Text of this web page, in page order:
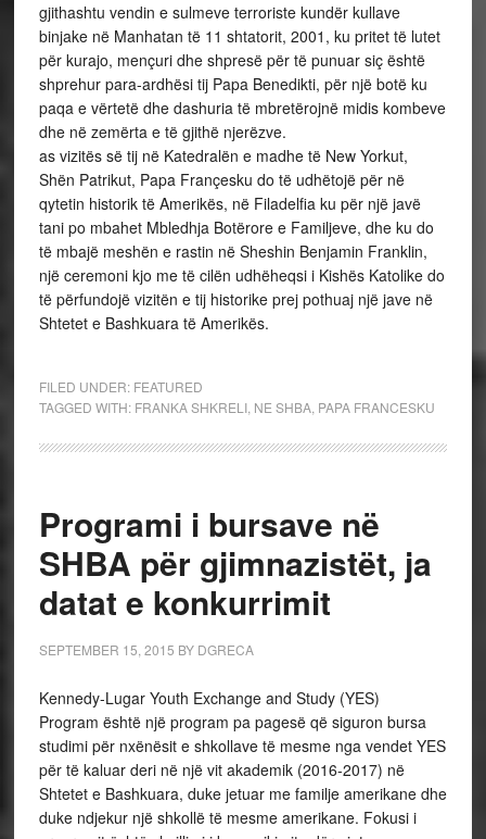
gjithashtu vendin e sulmeve terroriste kundër kullave
binjake në Manhatan të 11 shtatorit, 2001, ku pritet të lutet
për kurajo, mençuri dhe shpresë për të punuar siç është
shprehur para-ardhësi tij Papa Benedikti, për një botë ku
paqa e vërtetë dhe dashuria të mbretërojnë midis kombeve
dhe në zemërta e të gjithë njerëzve.
as vizitës së tij në Katedralën e madhe të New Yorkut,
Shën Patrikut, Papa Françesku do të udhëtojë për në
qytetin historik të Amerikës, në Filadelfia ku për një javë
tani po mbahet Mbledhja Botërore e Familjeve, dhe ku do
të mbajë meshën e rastin në Sheshin Benjamin Franklin,
një ceremoni kjo me të cilën udhëheqsi i Kishës Katolike do
të përfundojë vizitën e tij historike prej pothuaj një jave në
Shtetet e Bashkuara të Amerikës.
FILED UNDER: FEATURED
TAGGED WITH: FRANKA SHKRELI, NE SHBA, PAPA FRANCESKU
Programi i bursave në
SHBA për gjimnazistët, ja
datat e konkurrimit
SEPTEMBER 15, 2015 BY DGRECA
Kennedy-Lugar Youth Exchange and Study (YES)
Program është një program pa pagesë që siguron bursa
studimi për nxënësit e shkollave të mesme nga vendet YES
për të kaluar deri në një vit akademik (2016-2017) në
Shtetet e Bashkuara, duke jetuar me familje amerikane dhe
duke ndjekur një shkollë të mesme amerikane. Fokusi i